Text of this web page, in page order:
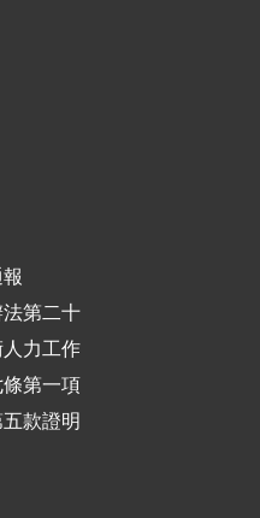
第二十
力工作
第一項
款證明